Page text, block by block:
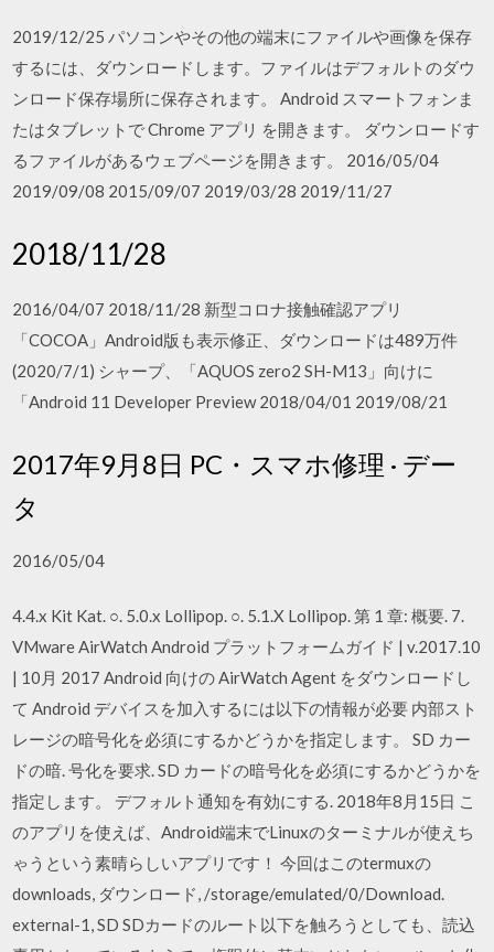
2019/12/25 パソコンやその他の端末にファイルや画像を保存
するには、ダウンロードします。ファイルはデフォルトのダウ
ンロード保存場所に保存されます。 Android スマートフォンま
たはタブレットで Chrome アプリ を開きます。 ダウンロードす
るファイルがあるウェブページを開きます。 2016/05/04
2019/09/08 2015/09/07 2019/03/28 2019/11/27
2018/11/28
2016/04/07 2018/11/28 新型コロナ接触確認アプリ
「COCOA」Android版も表示修正、ダウンロードは489万件
(2020/7/1) シャープ、「AQUOS zero2 SH-M13」向けに
「Android 11 Developer Preview 2018/04/01 2019/08/21
2017年9月8日 PC・スマホ修理 · デー
タ
2016/05/04
4.4.x Kit Kat. ○. 5.0.x Lollipop. ○. 5.1.X Lollipop. 第 1 章: 概要. 7.
VMware AirWatch Android プラットフォームガイド | v.2017.10
| 10月 2017 Android 向けの AirWatch Agent をダウンロードし
て Android デバイスを加入するには以下の情報が必要 内部スト
レージの暗号化を必須にするかどうかを指定します。 SD カー
ドの暗. 号化を要求. SD カードの暗号化を必須にするかどうかを
指定します。 デフォルト通知を有効にする. 2018年8月15日 こ
のアプリを使えば、Android端末でLinuxのターミナルが使えち
ゃうという素晴らしいアプリです！ 今回はこのtermuxの
downloads, ダウンロード, /storage/emulated/0/Download.
external-1, SD SDカードのルート以下を触ろうとしても、読込